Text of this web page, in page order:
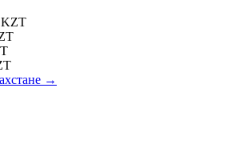
KZT
→